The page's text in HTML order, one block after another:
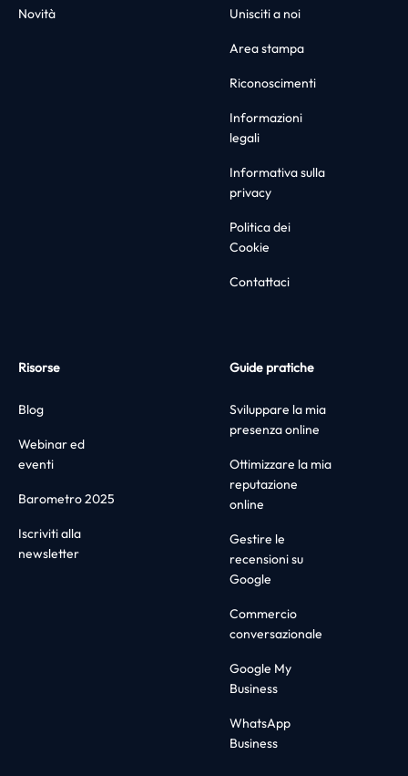
Novità Unisciti a noi
Area stampa
Riconoscimenti
Informazioni
legali
Informativa sulla
privacy
Politica dei
Cookie
Contattaci
Risorse
Blog
Webinar ed
eventi
Barometro 2025
Iscriviti alla
newsletter
Guide pratiche
Sviluppare la mia
presenza online
Ottimizzare la mia
reputazione
online
Gestire le
recensioni su
Google
Commercio
conversazionale
Google My
Business
WhatsApp
Business